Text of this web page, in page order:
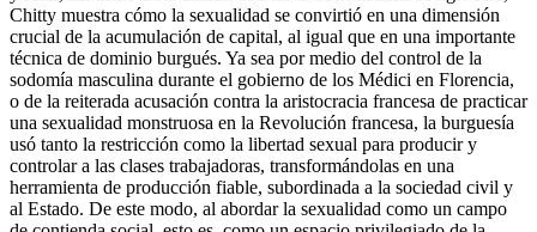
Chitty muestra cómo la sexualidad se convirtió en una dimensión
crucial de la acumulación de capital, al igual que en una importante
técnica de dominio burgués. Ya sea por medio del control de la
sodomía masculina durante el gobierno de los Médici en Florencia,
o de la reiterada acusación contra la aristocracia francesa de practicar
una sexualidad monstruosa en la Revolución francesa, la burguesía
usó tanto la restricción como la libertad sexual para producir y
controlar a las clases trabajadoras, transformándolas en una
herramienta de producción fiable, subordinada a la sociedad civil y
al Estado. De este modo, al abordar la sexualidad como un campo